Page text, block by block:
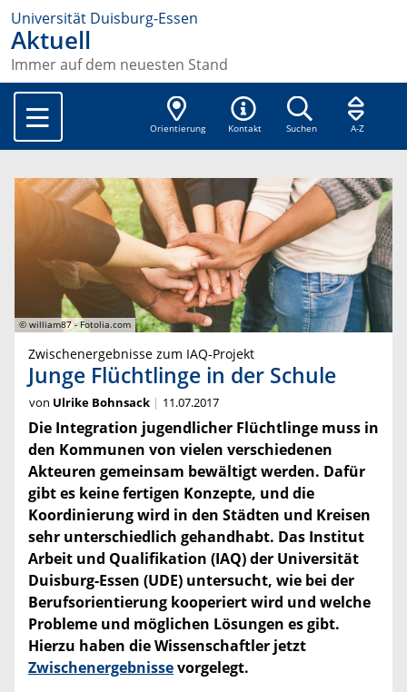
Universität Duisburg-Essen
Aktuell
Immer auf dem neuesten Stand
Orientierung Kontakt Suchen A-Z
© william87 - Fotolia.com
Zwischenergebnisse zum IAQ-Projekt
Junge Flüchtlinge in der Schule
von Ulrike Bohnsack 11.07.2017
Die Integration jugendlicher Flüchtlinge muss in
den Kommunen von vielen verschiedenen
Akteuren gemeinsam bewältigt werden. Dafür
gibt es keine fertigen Konzepte, und die
Koordinierung wird in den Städten und Kreisen
sehr unterschiedlich gehandhabt. Das Institut
Arbeit und Qualifikation (IAQ) der Universität
Duisburg-Essen (UDE) untersucht, wie bei der
Berufsorientierung kooperiert wird und welche
Probleme und möglichen Lösungen es gibt.
Hierzu haben die Wissenschaftler jetzt
Zwischenergebnissevorgelegt.